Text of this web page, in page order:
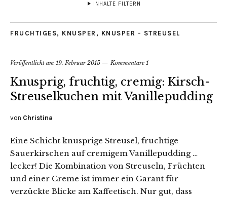
INHALTE FILTERN
FRUCHTIGES, KNUSPER, KNUSPER - STREUSEL
Veröffentlicht am 19. Februar 2015 Kommentare 1
Knusprig, fruchtig, cremig: Kirsch-
Streuselkuchen mit Vanillepudding
von Christina
Eine Schicht knusprige Streusel, fruchtige
Sauerkirschen auf cremigem Vanillepudding …
lecker! Die Kombination von Streuseln, Früchten
und einer Creme ist immer ein Garant für
verzückte Blicke am Kaffeetisch. Nur gut, dass